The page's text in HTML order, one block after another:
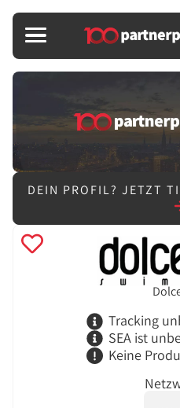
DEIN PROFIL? JETZT
Tracking
SEA ist
Keine